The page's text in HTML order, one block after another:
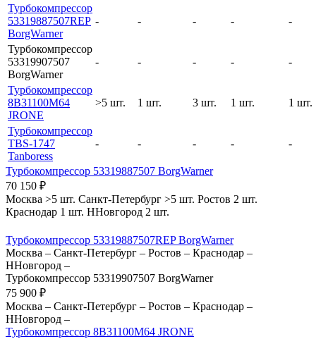
Турбокомпрессор
53319887507REP
BorgWarner
- - - - -
Турбокомпрессор
53319907507
BorgWarner
- - - - -
Турбокомпрессор
8B31100M64
JRONE
>5 шт. 1 шт. 3 шт. 1 шт. 1 шт.
Турбокомпрессор
TBS-1747
Tanboress
- - - - -
Турбокомпрессор 53319887507 BorgWarner
70 150 ₽
Москва >5 шт. Санкт-Петербург >5 шт. Ростов 2 шт.
Краснодар 1 шт. ННовгород 2 шт.
Турбокомпрессор 53319887507REP BorgWarner
Москва – Санкт-Петербург – Ростов – Краснодар –
ННовгород –
Турбокомпрессор 53319907507 BorgWarner
75 900 ₽
Москва – Санкт-Петербург – Ростов – Краснодар –
ННовгород –
Турбокомпрессор 8B31100M64 JRONE